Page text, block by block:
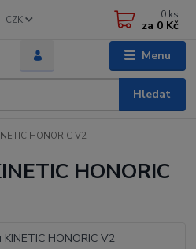
Menu
CZK
Hledat
0 ks
za 0 Kč
HONORIC V2
HONORIC